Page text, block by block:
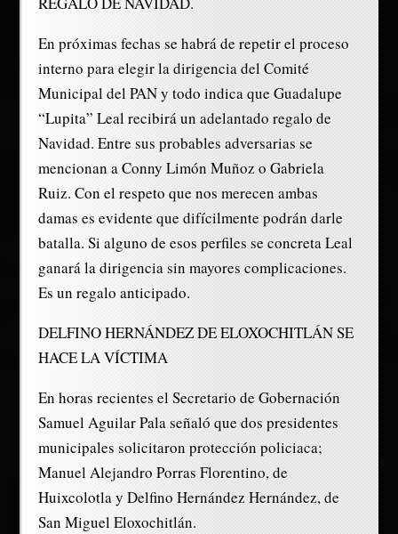
En próximas fechas se habrá de repetir el proceso
interno para elegir la dirigencia del Comité
Municipal del PAN y todo indica que Guadalupe
“Lupita” Leal recibirá un adelantado regalo de
Navidad. Entre sus probables adversarias se
mencionan a Conny Limón Muñoz o Gabriela
Ruiz. Con el respeto que nos merecen ambas
damas es evidente que difícilmente podrán darle
batalla. Si alguno de esos perfiles se concreta Leal
ganará la dirigencia sin mayores complicaciones.
Es un regalo anticipado.
DELFINO HERNÁNDEZ DE ELOXOCHITLÁN SE
HACE LA VÍCTIMA
En horas recientes el Secretario de Gobernación
Samuel Aguilar Pala señaló que dos presidentes
municipales solicitaron protección policiaca;
Manuel Alejandro Porras Florentino, de
Huixcolotla y Delfino Hernández Hernández, de
San Miguel Eloxochitlán.